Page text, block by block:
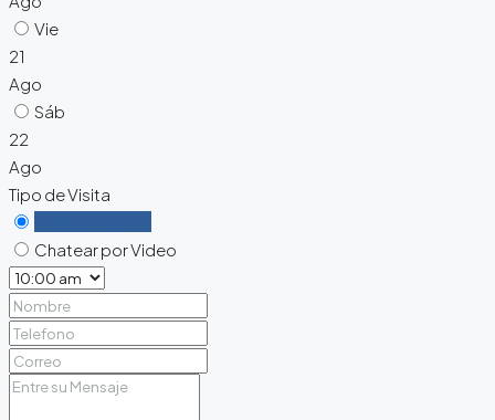
Vie
21
Ago
Sáb
22
Ago
Tipo de Visita
Chatear por Video